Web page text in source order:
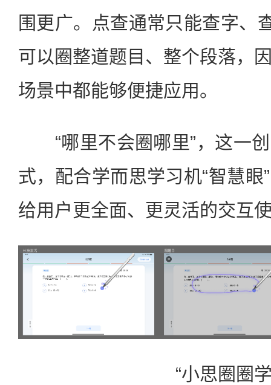
围更广。点查通常只能查字、
可以圈整道题目、整个段落，
场景中都能够便捷应用。
“哪里不会圈哪里”，这一创
式，配合学而思学习机“智慧眼
给用户更全面、更灵活的交互
“小思圈圈